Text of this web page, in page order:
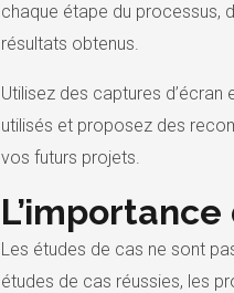
chaque étape du processus,
résultats obtenus.
Utilisez des captures
utilisés et proposez des
vos futurs projets.
Les études de cas ne sont
études de cas réussies, les